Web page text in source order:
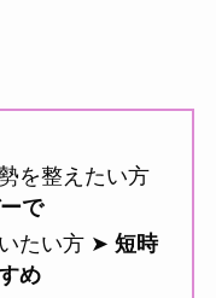
を整えたい方
で
いたい方 ➤短時
め